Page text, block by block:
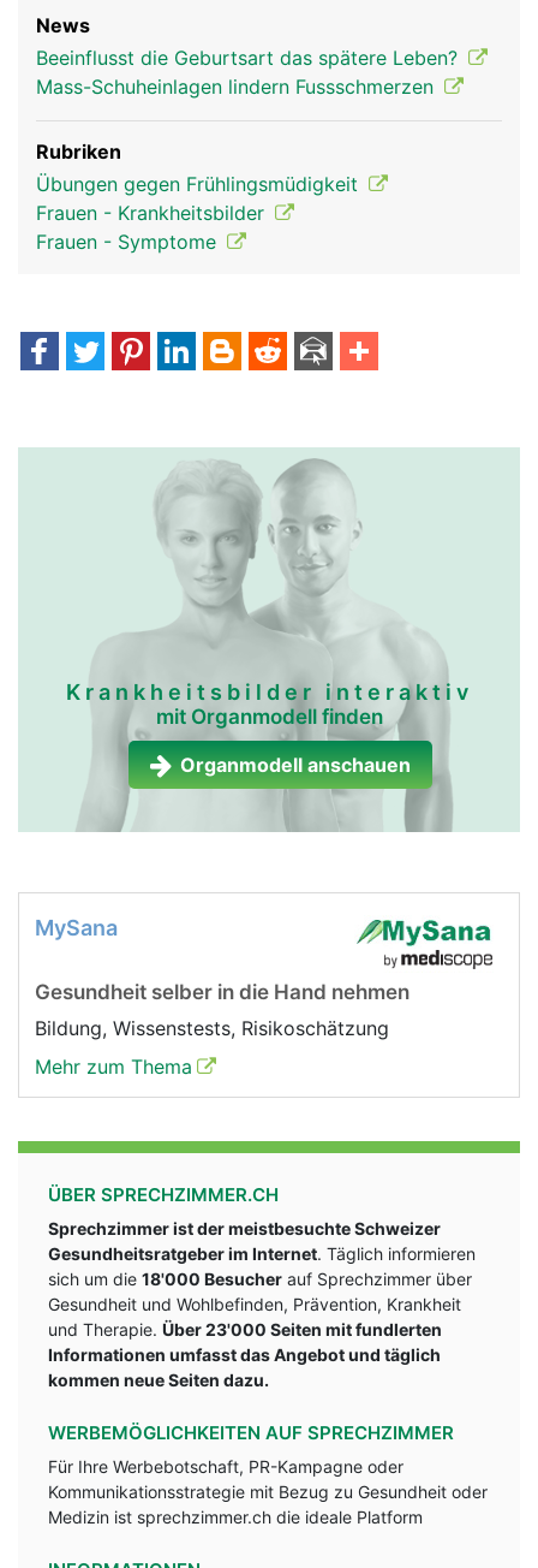
News
Beeinflusst die Geburtsart das spätere Leben?
Mass-Schuheinlagen lindern Fussschmerzen
Rubriken
Übungen gegen Frühlingsmüdigkeit
Frauen - Krankheitsbilder
Frauen - Symptome
Krankheitsbilder interaktiv
mit Organmodell finden
Organmodell anschauen
MySana
Gesundheit selber in die Hand nehmen
Bildung, Wissenstests, Risikoschätzung
Mehr zum Thema
ÜBER SPRECHZIMMER.CH
Sprechzimmer ist der meistbesuchte Schweizer
Gesundheitsratgeber im Internet. Täglich informieren
sich um die 18'000 Besucher auf Sprechzimmer über
Gesundheit und Wohlbefinden, Prävention, Krankheit
und Therapie. Über 23'000 Seiten mit fundlerten
Informationen umfasst das Angebot und täglich
kommen neue Seiten dazu.
WERBEMÖGLICHKEITEN AUF SPRECHZIMMER
Für Ihre Werbebotschaft, PR-Kampagne oder
Kommunikationsstrategie mit Bezug zu Gesundheit oder
Medizin ist sprechzimmer.ch die ideale Platform